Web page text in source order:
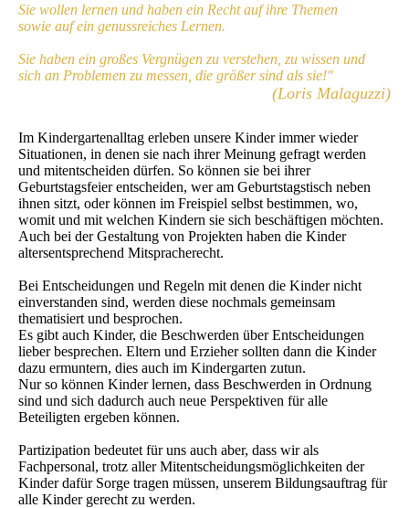
Sie wollen lernen und haben ein Recht auf ihre Themen
sowie auf ein genussreiches Lernen.
Sie haben ein großes Vergnügen zu verstehen, zu wissen und
sich an Problemen zu messen, die größer sind als sie!"
(Loris Malaguzzi)
Im Kindergartenalltag erleben unsere Kinder immer wieder
Situationen, in denen sie nach ihrer Meinung gefragt werden
und mitentscheiden dürfen. So können sie bei ihrer
Geburtstagsfeier entscheiden, wer am Geburtstagstisch neben
ihnen sitzt, oder können im Freispiel selbst bestimmen, wo,
womit und mit welchen Kindern sie sich beschäftigen möchten.
Auch bei der Gestaltung von Projekten haben die Kinder
altersentsprechend Mitspracherecht.
Bei Entscheidungen und Regeln mit denen die Kinder nicht
einverstanden sind, werden diese nochmals gemeinsam
thematisiert und besprochen.
Es gibt auch Kinder, die Beschwerden über Entscheidungen
lieber besprechen. Eltern und Erzieher sollten dann die Kinder
dazu ermuntern, dies auch im Kindergarten zutun.
Nur so können Kinder lernen, dass Beschwerden in Ordnung
sind und sich dadurch auch neue Perspektiven für alle
Beteiligten ergeben können.
Partizipation bedeutet für uns auch aber, dass wir als
Fachpersonal, trotz aller Mitentscheidungsmöglichkeiten der
Kinder dafür Sorge tragen müssen, unserem Bildungsauftrag für
alle Kinder gerecht zu werden.